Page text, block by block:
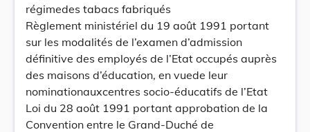
régimedes tabacs fabriqués
Règlement ministériel du 19 août 1991 portant
sur les modalités de l’examen d’admission
définitive des employés de l’Etat occupés auprès
des maisons d’éducation, en vuede leur
nominationauxcentres socio-éducatifs de l’Etat
Loi du 28 août 1991 portant approbation de la
Convention entre le Grand-Duché de